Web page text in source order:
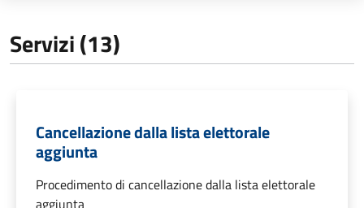
Servizi (13)
Cancellazione dalla lista elettorale
aggiunta
Procedimento di cancellazione dalla lista elettorale
aggiunta